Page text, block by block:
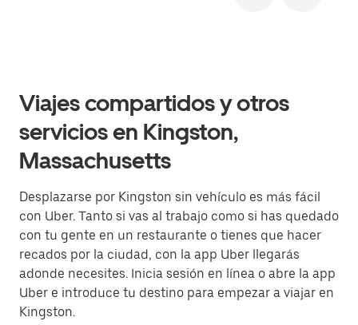
Viajes compartidos y otros
servicios en Kingston,
Massachusetts
Desplazarse por Kingston sin vehículo es más fácil
con Uber. Tanto si vas al trabajo como si has quedado
con tu gente en un restaurante o tienes que hacer
recados por la ciudad, con la app Uber llegarás
adonde necesites. Inicia sesión en línea o abre la app
Uber e introduce tu destino para empezar a viajar en
Kingston.